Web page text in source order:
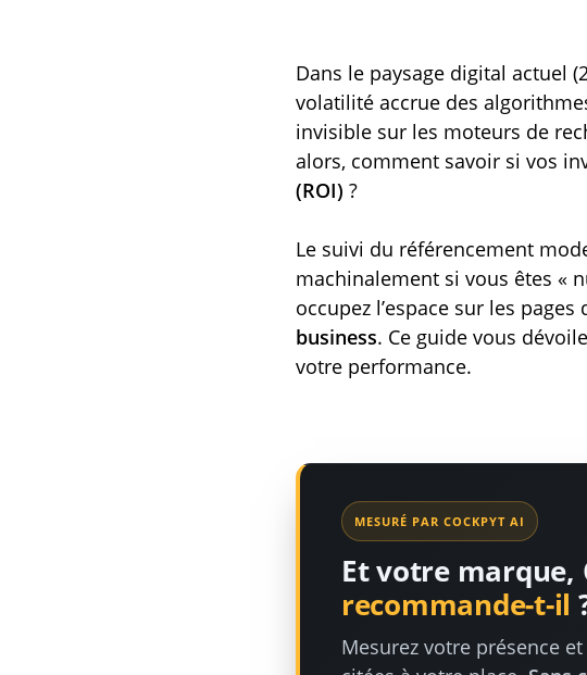
Dans le paysage digital actuel
volatilité accrue des
invisible sur les moteurs de
alors, comment savoir si vos
(ROI) ?
Le suivi du référencement
machinalement si vous êtes «
occupez l’espace sur les
business. Ce guide vous
votre performance.
MESURÉ PAR COCKPYT AI
Et votre marque,
recommande-t-il
Mesurez votre présence